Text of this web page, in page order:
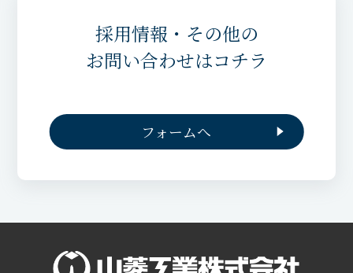
採用情報・その他の
お問い合わせはコチラ
フォームへ